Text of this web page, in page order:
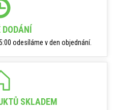
DODÁNÍ
odesíláme v den objednání.
SKLADEM